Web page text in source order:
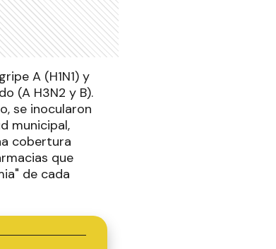
A (H1N1) y
(A H3N2 y B).
se inocularon
municipal,
cobertura
que
de cada